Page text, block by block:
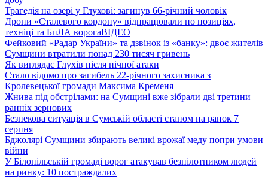
Трагедія на озері у Глухові: загинув 66-річний чоловік
Дрони «Сталевого кордону» відпрацювали по позиціях,
техніці та БпЛА ворогаВІДЕО
Фейковий «Радар України» та дзвінок із «банку»: двоє жителів
Сумщини втратили понад 230 тисяч гривень
Як виглядає Глухів після нічної атаки
Стало відомо про загибель 22-річного захисника з
Кролевецької громади Максима Кременя
Жнива під обстрілами: на Сумщині вже зібрали дві третини
ранніх зернових
Безпекова ситуація в Сумській області станом на ранок 7
серпня
Бджолярі Сумщини збирають великі врожаї меду попри умови
війни
У Білопільській громаді ворог атакував безпілотником людей
на ринку: 10 постраждалих